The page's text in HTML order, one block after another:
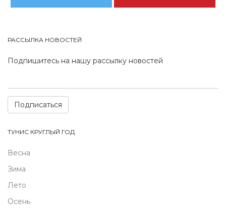
РАССЫЛКА НОВОСТЕЙ
Подпишитесь на нашу рассылку новостей
Подписаться
ТУНИС КРУГЛЫЙ ГОД
Весна
Зима
Лето
Осень